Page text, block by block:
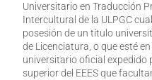
Universitario en Traducción
Intercultural de la ULPGC
posesión de un título
de Licenciatura, o que esté
universitario oficial expedido
superior del EEES que